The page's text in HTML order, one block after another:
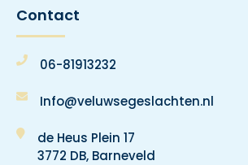
Contact
06-81913232
Info@veluwsegeslachten.nl
de Heus Plein 17
3772 DB, Barneveld